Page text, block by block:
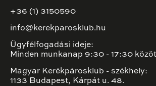
+36 (1) 3150590
info@kerekparosklub.hu
Ügyfélfogadási ideje:
Minden munkanap 9:30 - 17:30
Magyar Kerékpárosklub - székhely:
1133 Budapest, Kárpát u. 48.